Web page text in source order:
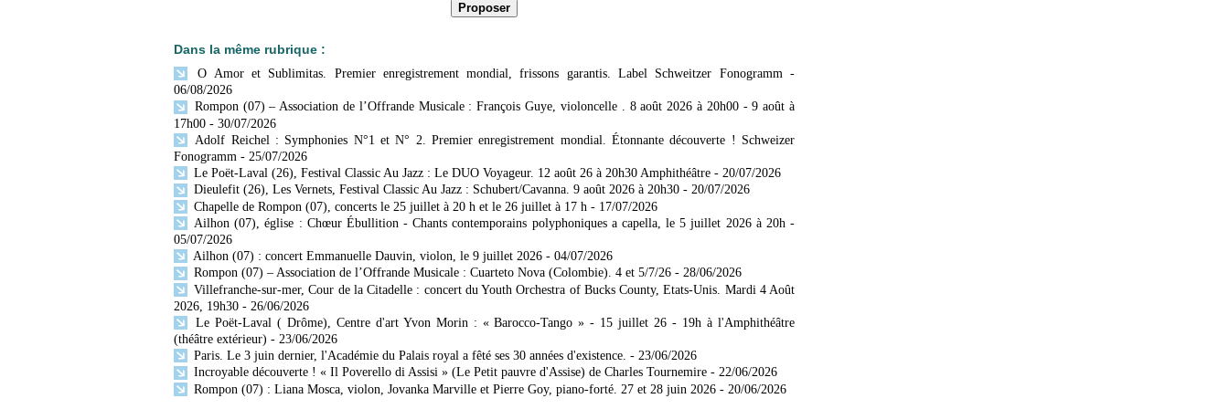
Dans la même rubrique :
O Amor et Sublimitas. Premier enregistrement mondial, frissons garantis. Label Schweitzer Fonogramm -
06/08/2026
Rompon (07) – Association de l’Offrande Musicale : François Guye, violoncelle . 8 août 2026 à 20h00 - 9 août à
17h00 - 30/07/2026
Adolf Reichel : Symphonies N°1 et N° 2. Premier enregistrement mondial. Étonnante découverte ! Schweizer
Fonogramm - 25/07/2026
Le Poët-Laval (26), Festival Classic Au Jazz : Le DUO Voyageur. 12 août 26 à 20h30 Amphithéâtre - 20/07/2026
Dieulefit (26), Les Vernets, Festival Classic Au Jazz : Schubert/Cavanna. 9 août 2026 à 20h30 - 20/07/2026
Chapelle de Rompon (07), concerts le 25 juillet à 20 h et le 26 juillet à 17 h - 17/07/2026
Ailhon (07), église : Chœur Ébullition - Chants contemporains polyphoniques a capella, le 5 juillet 2026 à 20h -
05/07/2026
Ailhon (07) : concert Emmanuelle Dauvin, violon, le 9 juillet 2026 - 04/07/2026
Rompon (07) – Association de l’Offrande Musicale : Cuarteto Nova (Colombie). 4 et 5/7/26 - 28/06/2026
Villefranche-sur-mer, Cour de la Citadelle : concert du Youth Orchestra of Bucks County, Etats-Unis. Mardi 4 Août
2026, 19h30 - 26/06/2026
Le Poët-Laval ( Drôme), Centre d'art Yvon Morin : « Barocco-Tango » - 15 juillet 26 - 19h à l'Amphithéâtre
(théâtre extérieur) - 23/06/2026
Paris. Le 3 juin dernier, l'Académie du Palais royal a fêté ses 30 années d'existence. - 23/06/2026
Incroyable découverte ! « Il Poverello di Assisi » (Le Petit pauvre d'Assise) de Charles Tournemire - 22/06/2026
Rompon (07) : Liana Mosca, violon, Jovanka Marville et Pierre Goy, piano-forté. 27 et 28 juin 2026 - 20/06/2026